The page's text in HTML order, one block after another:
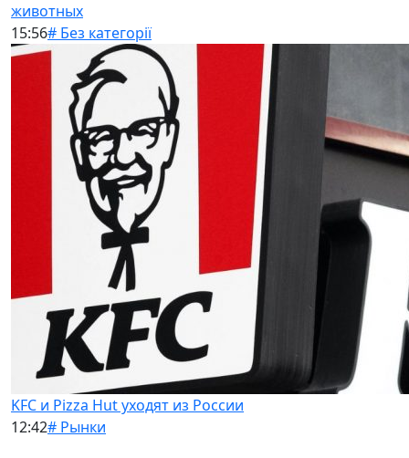
животных
15:56# Без категорії
KFC и Pizza Hut уходят из России
12:42# Рынки